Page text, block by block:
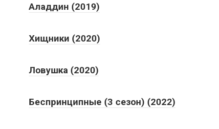
Аладдин (2019)
Хищники (2020)
Ловушка (2020)
Беспринципные (3 сезон) (2022)